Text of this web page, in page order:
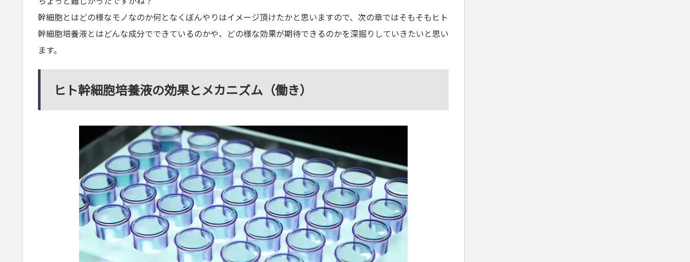
幹細胞とはどの様なモノなのか何となくぼんやりはイメージ頂けたかと思いますので、次の章ではそもそもヒト
幹細胞培養液とはどんな成分でできているのかや、どの様な効果が期待できるのかを深掘りしていきたいと思い
ます。
ヒト幹細胞培養液の効果とメカニズム（働き）